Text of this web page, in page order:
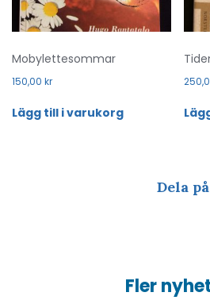
Mobylettesommar
150,00 kr
Lägg till i varukorg
Dela
Fler